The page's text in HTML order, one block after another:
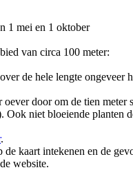
1 mei en 1 oktober
van circa 100 meter:
de hele lengte ongeveer
oever door om de tien
Ook niet bloeiende planten
.
kaart intekenen en de
website.